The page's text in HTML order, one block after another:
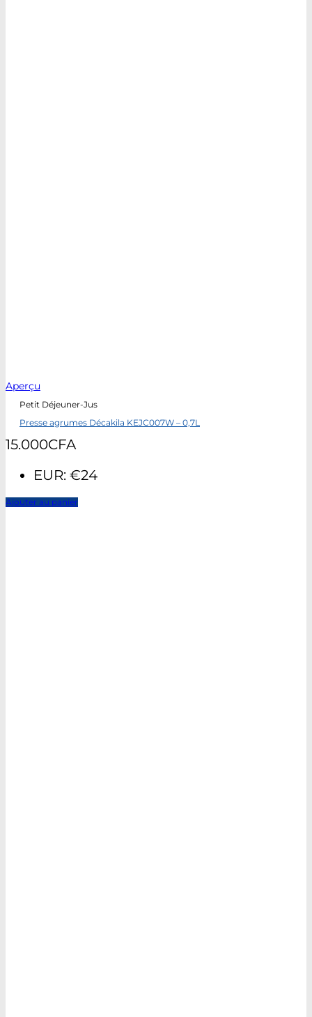
Aperçu
Petit Déjeuner-Jus
Presse agrumes Décakila KEJC007W – 0,7L
15.000CFA
EUR: €24
Ajouter au panier